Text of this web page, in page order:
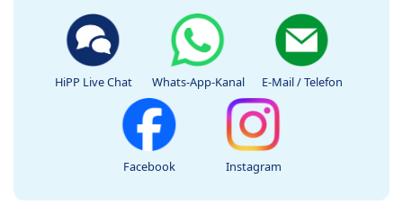
HiPP Live Chat Whats-App-Kanal E-Mail / Telefon
Facebook Instagram